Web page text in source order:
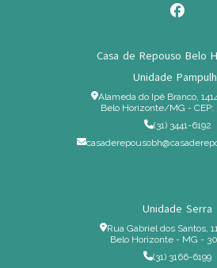
Casa de Repouso Belo
Unidade
Alameda do Ipê Branco,
Belo Horizonte/MG - CEP:
(31) 3441-6192
Unidade Serra
Rua Gabriel dos Santos,
Belo Horizonte - MG -
(31) 3166-6199